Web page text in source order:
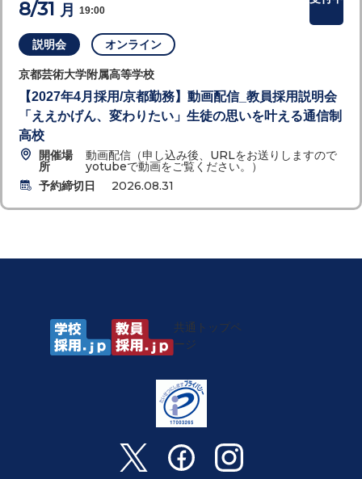
説明会 オンライン
京都芸術大学附属高等学校
【2027年4月採用/京都勤務】動画配信_教員採用説明会
「ええかげん、変わりたい」生徒の思いを叶える通信制
高校
開催場
所
動画配信（申し込み後、URLをお送りしますので
yotubeで動画をご覧ください。）
予約締切日
2026.08.31
8/31 月 19:00
共通トップペ
ージ